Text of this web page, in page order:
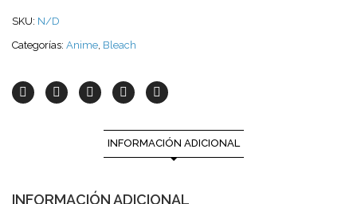
SKU: N/D
Categorías: Anime, Bleach
INFORMACIÓN ADICIONAL
INFORMACIÓN ADICIONAL